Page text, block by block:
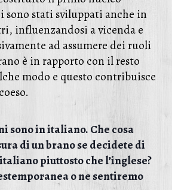
sono stati sviluppati anche in
influenzandosi a vicenda e
ad assumere dei ruoli
è in rapporto con il resto
modo e questo contribuisce
sono in italiano. Che cosa
di un brano se decidete di
piuttosto che l’inglese?
o ne sentiremo